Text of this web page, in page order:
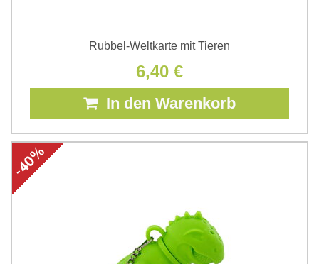
Rubbel-Weltkarte mit Tieren
6,40 €
In den Warenkorb